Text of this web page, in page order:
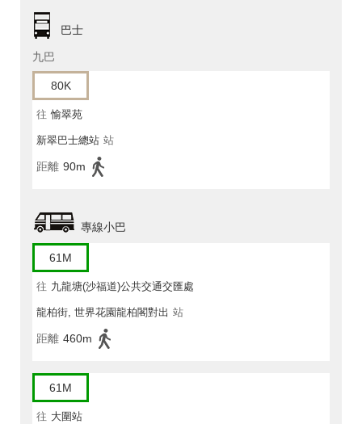
巴士
九巴
80K
往 愉翠苑
新翠巴士總站 站
距離 90m
專線小巴
61M
往 九龍塘(沙福道)公共交通交匯處
龍柏街, 世界花園龍柏閣對出 站
距離 460m
61M
往 大圍站